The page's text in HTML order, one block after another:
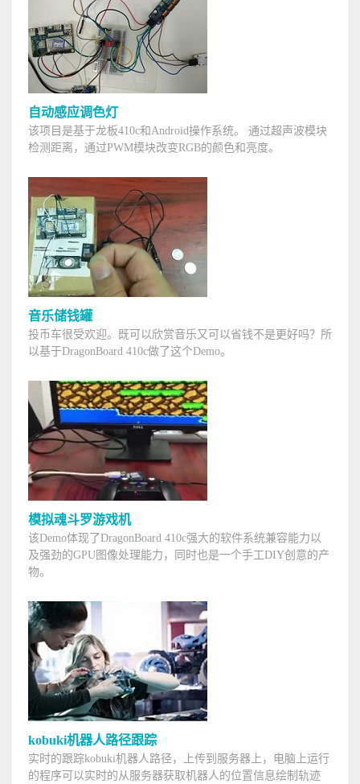
自动感应调色灯
该项目是基于龙板410c和Android操作系统。 通过超声波模块
检测距离，通过PWM模块改变RGB的颜色和亮度。
音乐储钱罐
投币车很受欢迎。既可以欣赏音乐又可以省钱不是更好吗？所
以基于DragonBoard 410c做了这个Demo。
模拟魂斗罗游戏机
该Demo体现了DragonBoard 410c强大的软件系统兼容能力以
及强劲的GPU图像处理能力，同时也是一个手工DIY创意的产
物。
kobuki机器人路径跟踪
实时的跟踪kobuki机器人路径，上传到服务器上，电脑上运行
的程序可以实时的从服务器获取机器人的位置信息绘制轨迹